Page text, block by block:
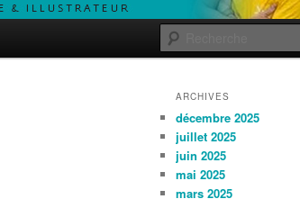
ARCHIVES
décembre 2025
juillet 2025
juin 2025
mai 2025
mars 2025